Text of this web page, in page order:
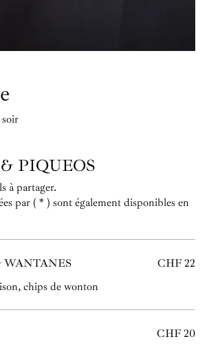
PIQUEOS
à partager.
par ( * ) sont également disponibles en
WANTANES
chips de wonton
CHF 22
CHF 20